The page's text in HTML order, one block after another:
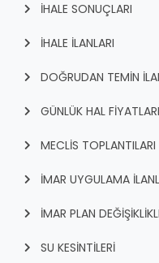
İHALE SONUÇLARI
İHALE İLANLARI
DOĞRUDAN TEMİN
GÜNLÜK HAL FİYATLARI
MECLİS TOPLANTILARI
İMAR UYGULAMA
İMAR PLAN
SU KESİNTİLERİ